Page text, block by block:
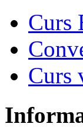
Curs
Curs